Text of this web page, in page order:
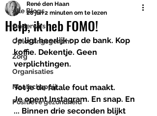
Alle Blogs
Onderwijs
Oplossingsgericht
Zorg
Organisaties
Maatschappij
Positieve gezondheid
Help, ik heb FOMO!
René den Haan
28 jun 2 minuten om te lezen
Je ligt heerlijk op de bank. Kop
koffie. Dekentje. Geen
verplichtingen.
Tot je de fatale fout maakt.
Je opent Instagram. En snap. En
... Binnen drie seconden blijkt